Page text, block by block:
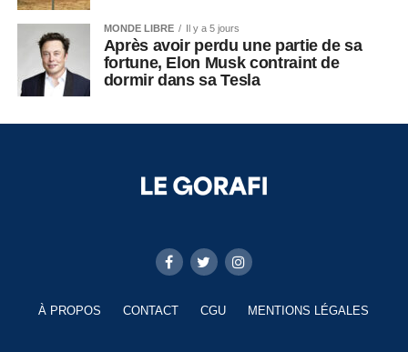
MONDE LIBRE Il y a 5 jours
Après avoir perdu une partie de sa
fortune, Elon Musk contraint de
dormir dans sa Tesla
À PROPOS CONTACT CGU MENTIONS LÉGALES